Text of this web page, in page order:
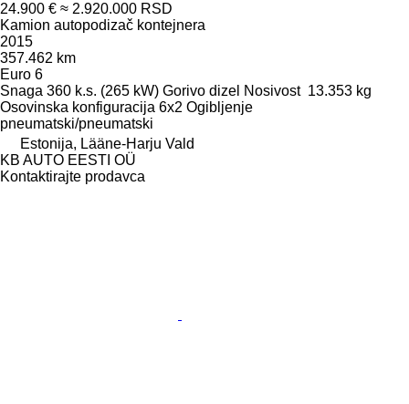
24.900 € ≈ 2.920.000 RSD
Kamion autopodizač kontejnera
2015
357.462 km
Euro 6
Snaga 360 k.s. (265 kW) Gorivo dizel Nosivost 13.353 kg
Osovinska konfiguracija 6x2 Ogibljenje
pneumatski/pneumatski
Estonija, Lääne-Harju Vald
KB AUTO EESTI OÜ
Kontaktirajte prodavca